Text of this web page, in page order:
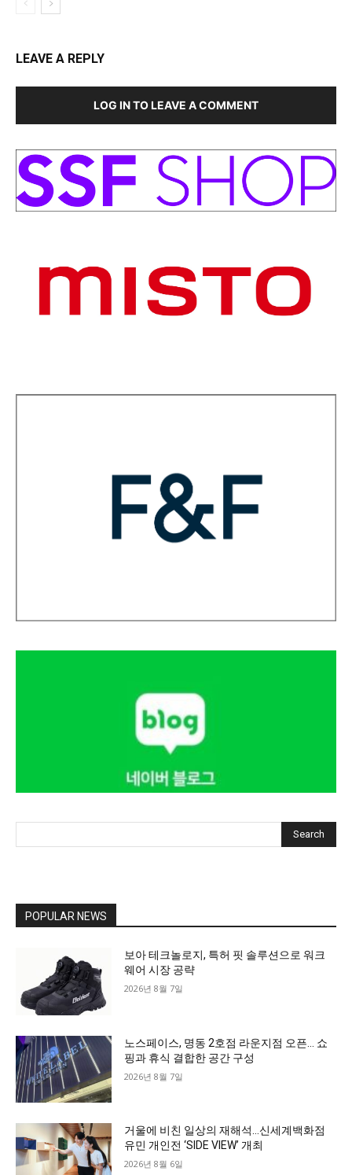
LEAVE A REPLY
LOG IN TO LEAVE A COMMENT
Search
POPULAR NEWS
보아 테크놀로지, 특허 핏 솔루션으로 워크
웨어 시장 공략
2026년 8월 7일
노스페이스, 명동 2호점 라운지점 오픈… 쇼
핑과 휴식 결합한 공간 구성
2026년 8월 7일
거울에 비친 일상의 재해석…신세계백화점
유민 개인전 ‘SIDE VIEW’ 개최
2026년 8월 6일